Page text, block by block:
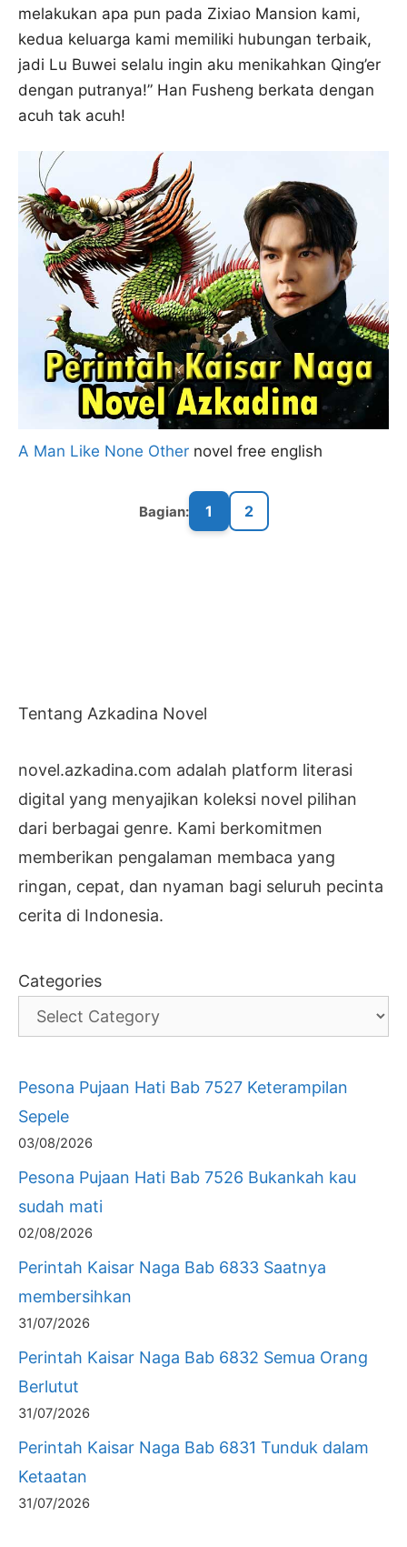
melakukan apa pun pada Zixiao Mansion kami,
kedua keluarga kami memiliki hubungan terbaik,
jadi Lu Buwei selalu ingin aku menikahkan Qing’er
dengan putranya!” Han Fusheng berkata dengan
acuh tak acuh!
A Man Like None Other novel free english
Bagian: 1 2
Tentang Azkadina Novel
novel.azkadina.com adalah platform literasi
digital yang menyajikan koleksi novel pilihan
dari berbagai genre. Kami berkomitmen
memberikan pengalaman membaca yang
ringan, cepat, dan nyaman bagi seluruh pecinta
cerita di Indonesia.
Categories
Pesona Pujaan Hati Bab 7527 Keterampilan
Sepele
03/08/2026
Pesona Pujaan Hati Bab 7526 Bukankah kau
sudah mati
02/08/2026
Perintah Kaisar Naga Bab 6833 Saatnya
membersihkan
31/07/2026
Perintah Kaisar Naga Bab 6832 Semua Orang
Berlutut
31/07/2026
Perintah Kaisar Naga Bab 6831 Tunduk dalam
Ketaatan
31/07/2026